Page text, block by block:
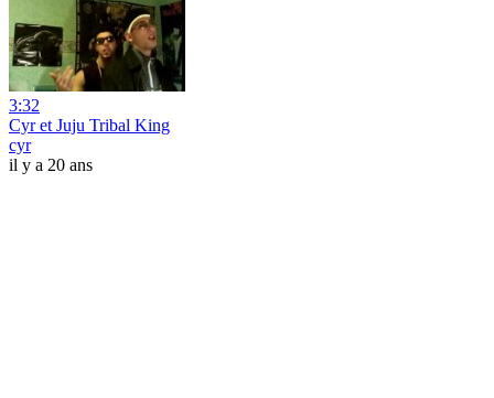
3:32
Cyr et Juju Tribal King
cyr
il y a 20 ans